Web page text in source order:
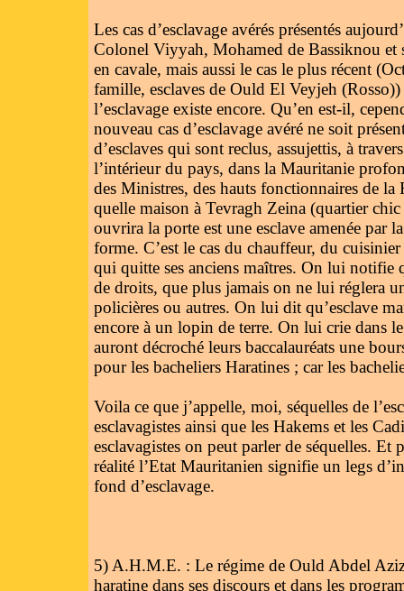
Les cas d’esclavage avérés présentés
Colonel Viyyah, Mohamed de Bassiknou et
en cavale, mais aussi le cas le plus récent
famille, esclaves de Ould El Veyjeh
l’esclavage existe encore. Qu’en est-il,
nouveau cas d’esclavage avéré ne soit
d’esclaves qui sont reclus, assujettis, à
l’intérieur du pays, dans la Mauritanie
des Ministres, des hauts fonctionnaires de
quelle maison à Tevragh Zeina (quartier
ouvrira la porte est une esclave amenée par
forme. C’est le cas du chauffeur, du
qui quitte ses anciens maîtres. On lui notifie
de droits, que plus jamais on ne lui réglera
policières ou autres. On lui dit qu’esclave
encore à un lopin de terre. On lui crie dans
auront décroché leurs baccalauréats une
pour les bacheliers Haratines ; car les
Voila ce que j’appelle, moi, séquelles de
esclavagistes ainsi que les Hakems et les
esclavagistes on peut parler de séquelles. Et
réalité l’Etat Mauritanien signifie un legs
fond d’esclavage.
5) A.H.M.E. : Le régime de Ould Abdel
haratine dans ses discours et dans les